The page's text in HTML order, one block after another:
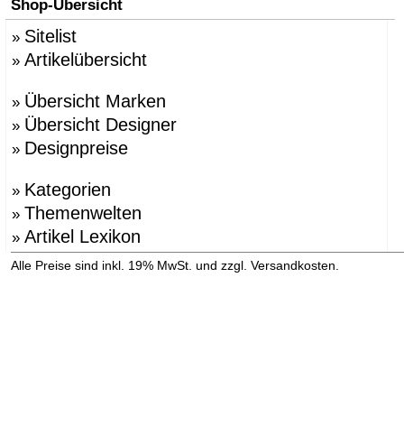
Shop-Übersicht
» Sitelist
» Artikelübersicht
» Übersicht Marken
» Übersicht Designer
» Designpreise
» Kategorien
» Themenwelten
» Artikel Lexikon
Alle Preise sind inkl. 19% MwSt. und zzgl. Versandkosten.